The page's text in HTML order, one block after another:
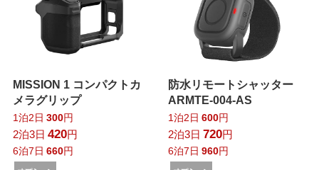
MISSION 1 コンパクトカ
メラグリップ
1泊2日 300円
2泊3日 420円
6泊7日 660円
防水リモートシャッター
ARMTE-004-AS
1泊2日 600円
2泊3日 720円
6泊7日 960円